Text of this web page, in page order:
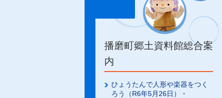
播磨町郷土資料館総合案
内
ひょうたんで人形や楽器をつく
ろう（R6年5月26日）・